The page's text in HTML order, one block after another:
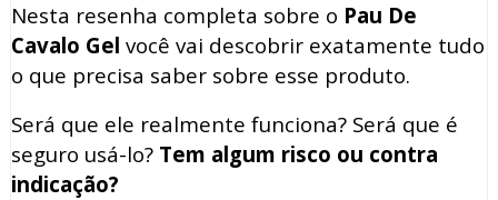
Nesta resenha completa sobre o Pau De
Cavalo Gel você vai descobrir exatamente tudo
o que precisa saber sobre esse produto.
Será que ele realmente funciona? Será que é
seguro usá-lo? Tem algum risco ou contra
indicação?